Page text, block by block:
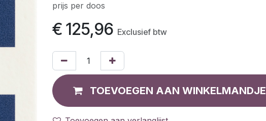
prijs per doos
€ 125,96 Exclusief btw
TOEVOEGEN AAN WINKELMANDJE